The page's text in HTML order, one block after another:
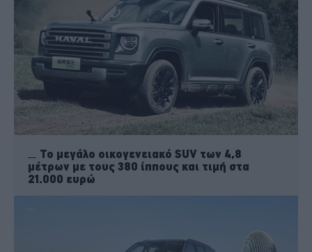
Το μεγάλο οικογενειακό SUV των 4,8
μέτρων με τους 380 ίππους και τιμή στα
21.000 ευρώ